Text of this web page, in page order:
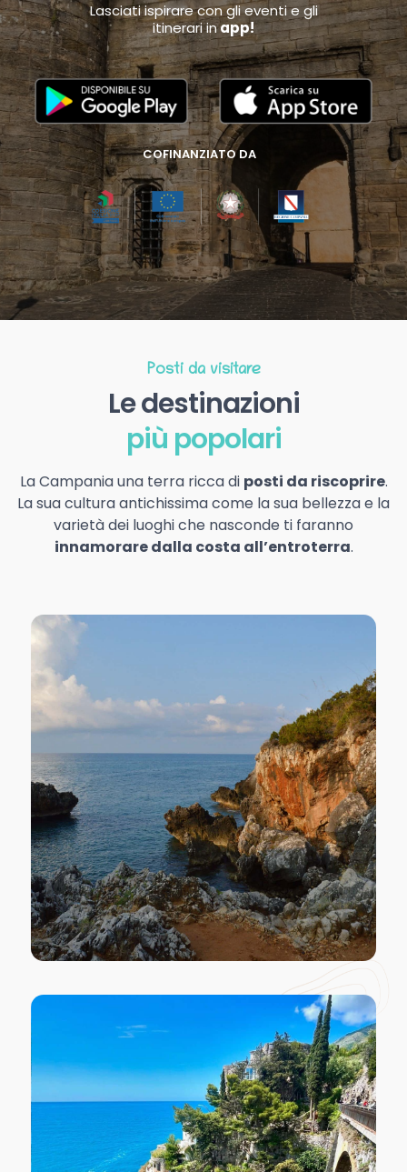
Lasciati ispirare con gli eventi e gli
itinerari inapp!
COFINANZIATO DA
Posti da visitare
Le destinazioni
più popolari
La Campania una terra ricca di posti da riscoprire.
La sua cultura antichissima come la sua bellezza e la
varietà dei luoghi che nasconde ti faranno
innamorare dalla costa all’entroterra.